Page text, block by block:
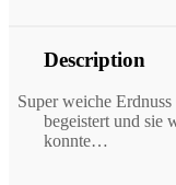
Description
Super weiche
begeistert und sie
konnte…